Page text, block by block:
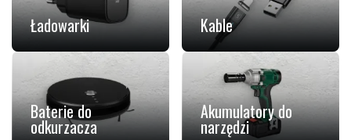
Ładowarki Kable
Baterie do
odkurzacza
Akumulatory do
narzędzi